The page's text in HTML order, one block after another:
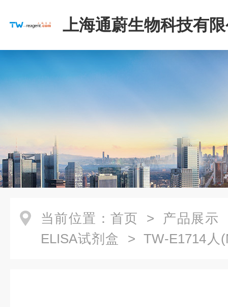
上海通蔚生物科技有
当前位置： 首页 > 产品展示
ELISA试剂盒 > TW-E1714人